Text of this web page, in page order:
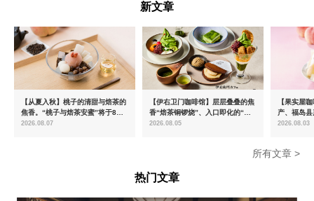
新文章
【从夏入秋】桃子的清甜与焙茶的
焦香。“桃子与焙茶安蜜”将于8月
中旬起限时发售
2026.08.07
【伊右卫门咖啡馆】层层叠叠的焦
香“焙茶铜锣烧”、入口即化的“宇
治抹茶提拉米苏”全新登场
2026.08.05
【果实屋
产、福岛
2026.08.03
所有文章 >
热门文章